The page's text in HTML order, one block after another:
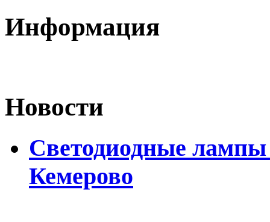
Информация
Новости
Светодиодные
Кемерово